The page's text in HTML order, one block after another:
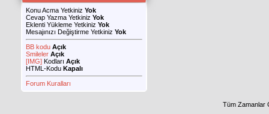
Konu Acma Yetkiniz Yok
Cevap Yazma Yetkiniz Yok
Eklenti Yükleme Yetkiniz Yok
Mesajınızı Değiştirme Yetkiniz Yok
BB kodu Açık
Smileler Açık
[IMG] Kodları Açık
HTML-Kodu Kapalı
Forum Kuralları
Tüm Zamanlar